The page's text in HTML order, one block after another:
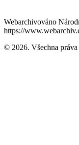
Webarchivováno
https://
© 2026. Všechna práva